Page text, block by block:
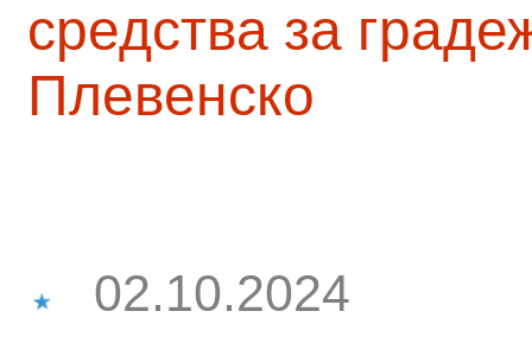
средства за
Плевенско
02.10.2024